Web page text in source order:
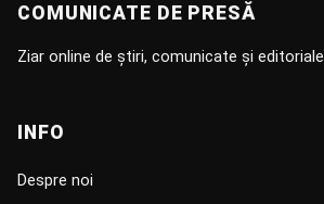
COMUNICATE DE PRESĂ
Ziar online de știri, comunicate și editoriale
INFO
Despre noi